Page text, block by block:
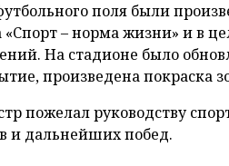
поля были
– норма жизни» и в
На стадионе было
произведена покраска
пожелал руководству
и дальнейших побед.